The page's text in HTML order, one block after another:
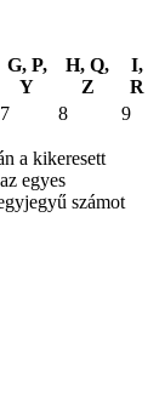
G, P,
Y
H, Q,
Z
I,
R
7 8 9
a kikeresett
egyes
számot